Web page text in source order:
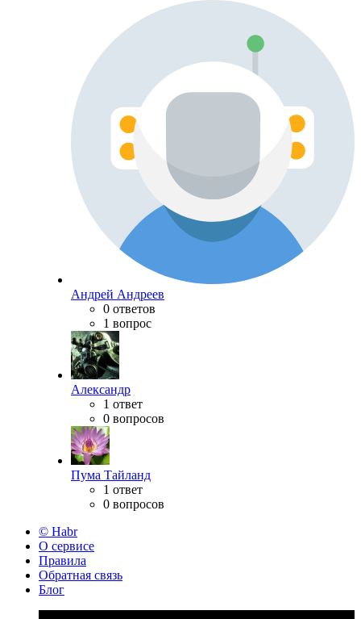
Андрей Андреев
0 ответов
1 вопрос
Александр
1 ответ
0 вопросов
Пума Тайланд
1 ответ
0 вопросов
© Habr
О сервисе
Правила
Обратная связь
Блог